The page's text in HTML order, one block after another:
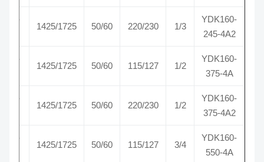
YDK160-
245-4A2
220/230
50/60
1425/1725
YDK160-
375-4A
115/127
50/60
1425/1725
YDK160-
375-4A2
220/230
50/60
1425/1725
YDK160-
550-4A
115/127
50/60
1425/1725